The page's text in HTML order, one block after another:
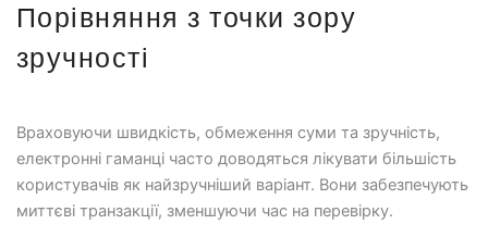
Порівняння з точки зору
зручності
Враховуючи швидкість, обмеження суми та зручність,
електронні гаманці часто доводяться лікувати більшість
користувачів як найзручніший варіант. Вони забезпечують
миттєві транзакції, зменшуючи час на перевірку.